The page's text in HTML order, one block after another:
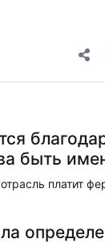
быть
платит